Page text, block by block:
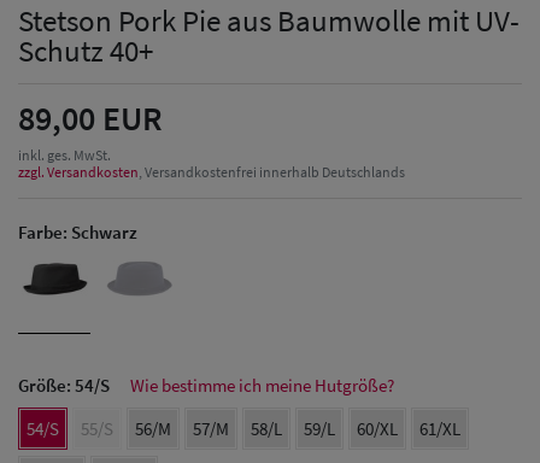
Herren Caps
Herren
Stetson Pork Pie aus Baumwolle mit UV-
Schutz 40+
89,00 EUR
inkl. ges. MwSt.
zzgl. Versandkosten, Versandkostenfrei innerhalb Deutschlands
Farbe: Schwarz
Größe: 54/S
Wie bestimme ich meine Hutgröße?
54/S
55/S 56/M 57/M 58/L 59/L 60/XL 61/XL